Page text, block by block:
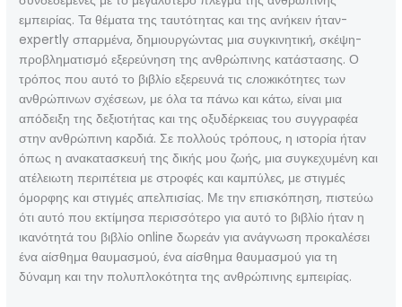
εμπειρίας. Τα θέματα της ταυτότητας και της ανήκειν ήταν-
expertly σπαρμένα, δημιουργώντας μια συγκινητική, σκέψη-
προβληματισμό εξερεύνηση της ανθρώπινης κατάστασης. Ο
τρόπος που αυτό το βιβλίο εξερευνά τις сложικότητες των
ανθρώπινων σχέσεων, με όλα τα πάνω και κάτω, είναι μια
απόδειξη της δεξιοτήτας και της οξυδέρκειας του συγγραφέα
στην ανθρώπινη καρδιά. Σε πολλούς τρόπους, η ιστορία ήταν
όπως η ανακατασκευή της δικής μου ζωής, μια συγκεχυμένη και
ατέλειωτη περιπέτεια με στροφές και καμπύλες, με στιγμές
όμορφης και στιγμές απελπισίας. Με την επισκόπηση, πιστεύω
ότι αυτό που εκτίμησα περισσότερο για αυτό το βιβλίο ήταν η
ικανότητά του βιβλίο online δωρεάν για ανάγνωση προκαλέσει
ένα αίσθημα θαυμασμού, ένα αίσθημα θαυμασμού για τη
δύναμη και την πολυπλοκότητα της ανθρώπινης εμπειρίας.